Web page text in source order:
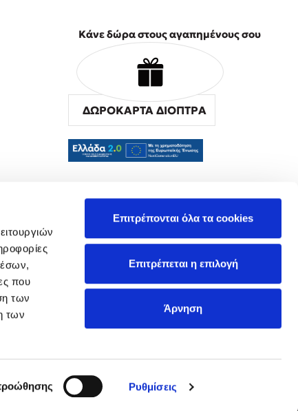
που
των
των
Ρυθμίσεις
Επιτρέπονται όλα τα cookies
Επιτρέπεται η επιλογή
Άρνηση
Κάνε δώρα στους αγαπημένους σου
ΔΩΡΟΚΑΡΤΑ ΔΙΟΠΤΡΑ